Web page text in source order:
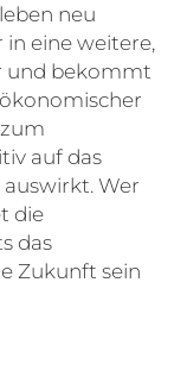
neu
eine weitere,
und bekommt
auf das
Wer
die
das
Zukunft sein